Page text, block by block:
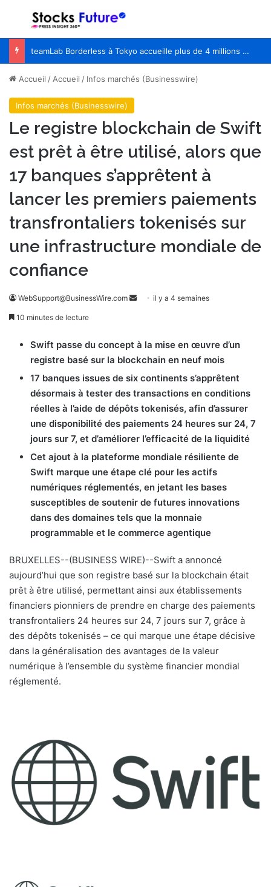
Menu
Zayo s’associe à NVIDIA pour renforcer la capacité réseau essentielle des « usines d’IA »
Accueil /Accueil / Infos marchés (Businesswire)
Infos marchés (Businesswire)
Le registre blockchain de Swift
est prêt à être utilisé, alors que
17 banques s’apprêtent à
lancer les premiers paiements
transfrontaliers tokenisés sur
une infrastructure mondiale de
confiance
WebSupport@BusinessWire.com
o
y
n
c
o
u
r
r
i
e
l
il y a 4 semaines
10 minutes de lecture
Swift passe du concept à la mise en œuvre d’un
registre basé sur la blockchain en neuf mois
17 banques issues de six continents s’apprêtent
désormais à tester des transactions en conditions
réelles à l’aide de dépôts tokenisés, afin d’assurer
une disponibilité des paiements 24 heures sur 24, 7
jours sur 7, et d’améliorer l’efficacité de la liquidité
Cet ajout à la plateforme mondiale résiliente de
Swift marque une étape clé pour les actifs
numériques réglementés, en jetant les bases
susceptibles de soutenir de futures innovations
dans des domaines tels que la monnaie
programmable et le commerce agentique
BRUXELLES--(BUSINESS WIRE)--Swift a annoncé
aujourd’hui que son registre basé sur la blockchain était
prêt à être utilisé, permettant ainsi aux établissements
financiers pionniers de prendre en charge des paiements
transfrontaliers 24 heures sur 24, 7 jours sur 7, grâce à
des dépôts tokenisés – ce qui marque une étape décisive
dans la généralisation des avantages de la valeur
numérique à l’ensemble du système financier mondial
réglementé.